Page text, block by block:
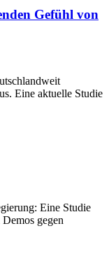
Gefühl von
Eine aktuelle Studie
Eine Studie
gegen